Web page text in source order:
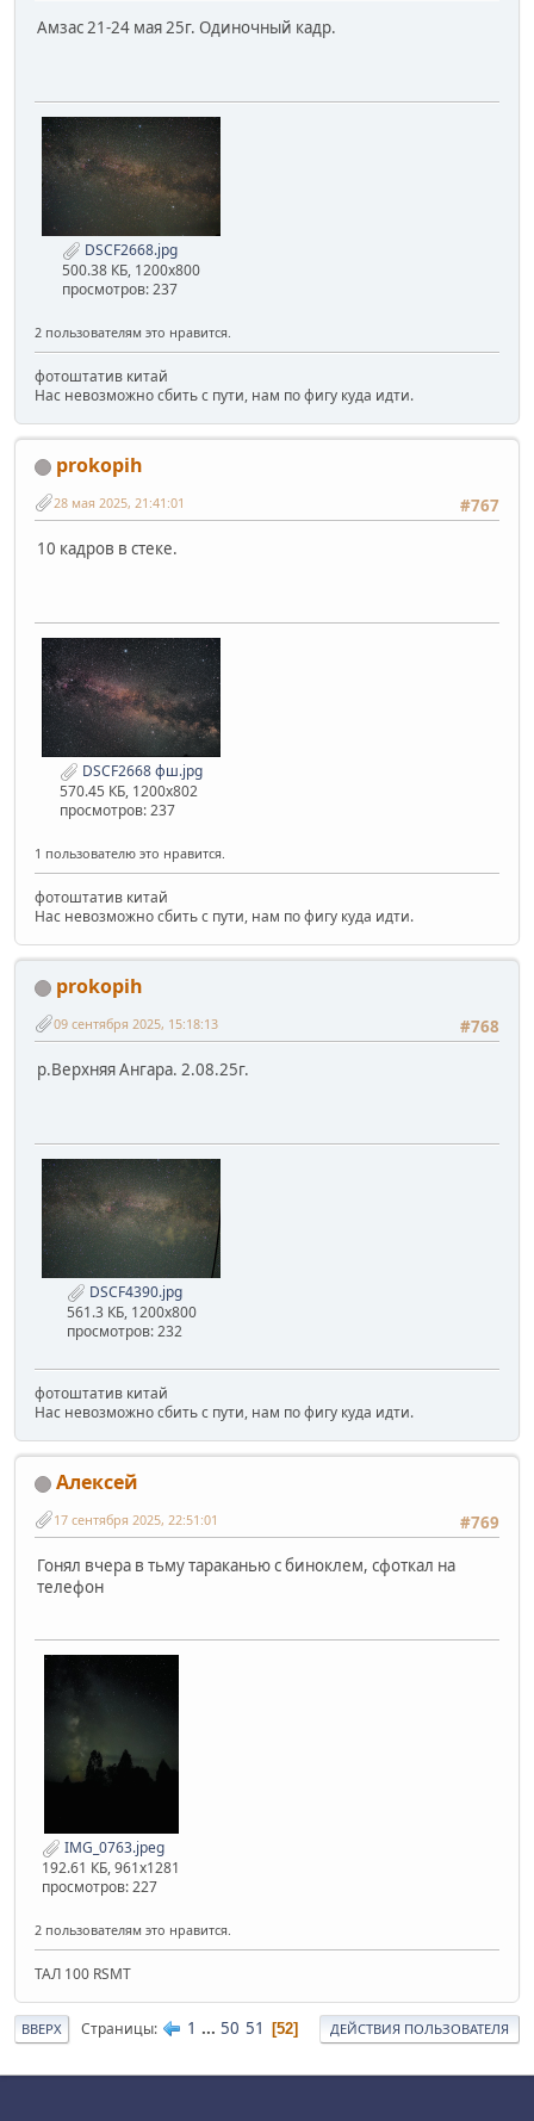
Амзас 21-24 мая 25г. Одиночный кадр.
DSCF2668.jpg
500.38 КБ, 1200x800
просмотров: 237
2 пользователям это нравится.
фотоштатив китай
Нас невозможно сбить с пути, нам по фигу куда идти.
prokopih
#767
28 мая 2025, 21:41:01
10 кадров в стеке.
DSCF2668 фш.jpg
570.45 КБ, 1200x802
просмотров: 237
1 пользователю это нравится.
фотоштатив китай
Нас невозможно сбить с пути, нам по фигу куда идти.
prokopih
#768
09 сентября 2025, 15:18:13
р.Верхняя Ангара. 2.08.25г.
DSCF4390.jpg
561.3 КБ, 1200x800
просмотров: 232
фотоштатив китай
Нас невозможно сбить с пути, нам по фигу куда идти.
Алексей
#769
17 сентября 2025, 22:51:01
Гонял вчера в тьму тараканью с биноклем, сфоткал на
телефон
IMG_0763.jpeg
192.61 КБ, 961x1281
просмотров: 227
2 пользователям это нравится.
ТАЛ 100 RSMT
ВВЕРХ Страницы 1 ... 50 51 52 ДЕЙСТВИЯ ПОЛЬЗОВАТЕЛЯ